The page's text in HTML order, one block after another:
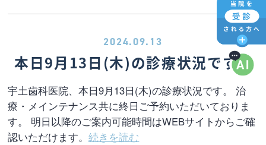
2024.09.13
本日9月13日(木)の診療状況です。
宇土歯科医院、本日9月13日(木)の診療状況です。 治
療・メインテナンス共に終日ご予約いただいておりま
す。 明日以降のご案内可能時間はWEBサイトからご確
認いただけます。続きを読む